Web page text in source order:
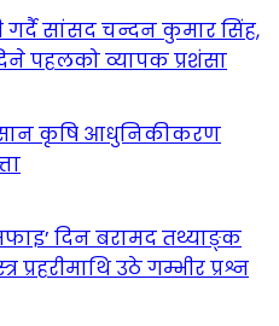
सांसद चन्दन कुमार सिंह,
पहलको व्यापक प्रशंसा
कृषि आधुनिकीकरण
दिन बरामद तथ्याङ्क
प्रहरीमाथि उठे गम्भीर प्रश्न